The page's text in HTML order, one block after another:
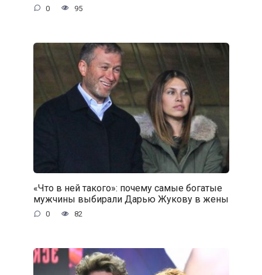
0 95
«Что в ней такого»: почему самые богатые
мужчины выбирали Дарью Жукову в жены
0 82